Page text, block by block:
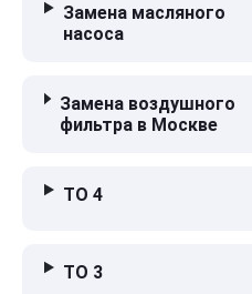
Замена масляного
насоса
Замена воздушного
фильтра в Москве
ТО 4
ТО 3